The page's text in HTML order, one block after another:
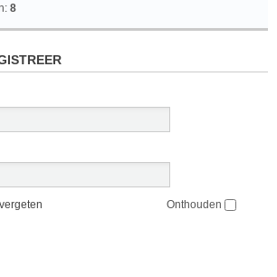
8
Onthouden